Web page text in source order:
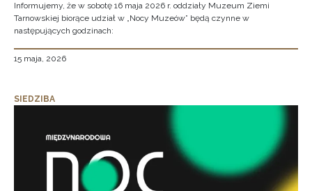
Informujemy, że w sobotę 16 maja 2026 r. oddziały Muzeum Ziemi
Tarnowskiej biorące udział w „Nocy Muzeów” będą czynne w
następujących godzinach:
15 maja, 2026
SIEDZIBA